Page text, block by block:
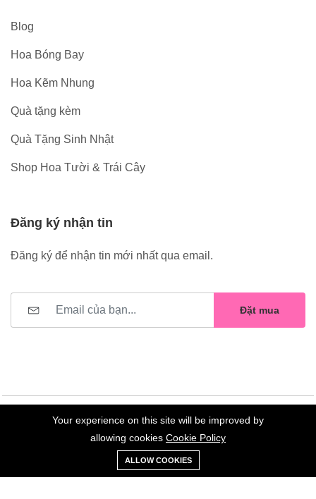
Blog
Hoa Bóng Bay
Hoa Kẽm Nhung
Quà tặng kèm
Quà Tặng Sinh Nhật
Shop Hoa Tười & Trái Cây
Đăng ký nhận tin
Đăng ký để nhận tin mới nhất qua email.
Đặt mua
©2023 Hoa Nelly . All Rights Reserved.
0
Xe
đẩy
Danh sách
yêu thích
Your experience on this site will be improved by
allowing cookies Cookie Policy
ALLOW COOKIES